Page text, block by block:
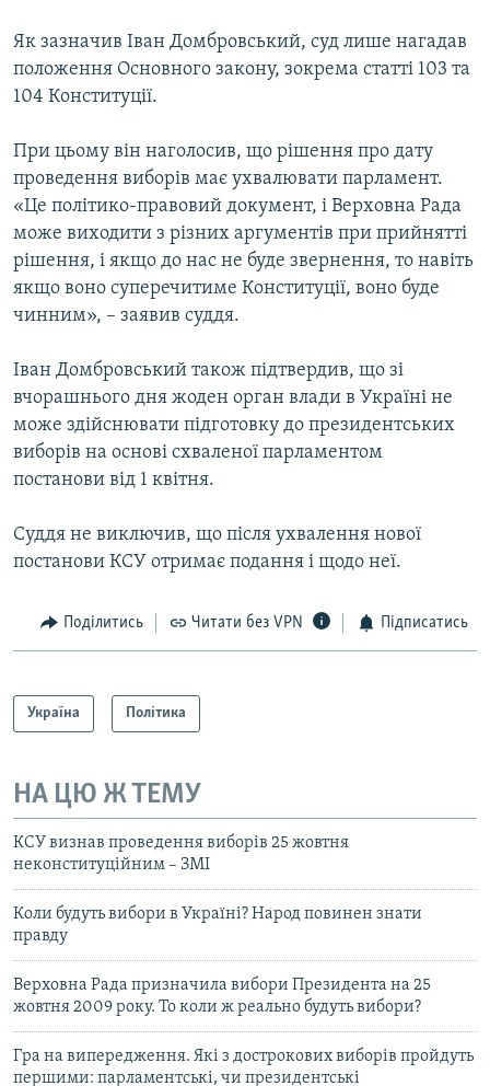
Як зазначив Іван Домбровський, суд лише нагадав
положення Основного закону, зокрема статті 103 та
104 Конституції.
При цьому він наголосив, що рішення про дату
проведення виборів має ухвалювати парламент.
«Це політико-правовий документ, і Верховна Рада
може виходити з різних аргументів при прийнятті
рішення, і якщо до нас не буде звернення, то навіть
якщо воно суперечитиме Конституції, воно буде
чинним», – заявив суддя.
Іван Домбровський також підтвердив, що зі
вчорашнього дня жоден орган влади в Україні не
може здійснювати підготовку до президентських
виборів на основі схваленої парламентом
постанови від 1 квітня.
Суддя не виключив, що після ухвалення нової
постанови КСУ отримає подання і щодо неї.
Поділитись Читати без VPN Підписатись
Україна Політика
НА ЦЮ Ж ТЕМУ
КСУ визнав проведення виборів 25 жовтня
неконституційним – ЗМІ
Коли будуть вибори в Україні? Народ повинен знати
правду
Верховна Рада призначила вибори Президента на 25
жовтня 2009 року. То коли ж реально будуть вибори?
Гра на випередження. Які з дострокових виборів пройдуть
першими: парламентські, чи президентські